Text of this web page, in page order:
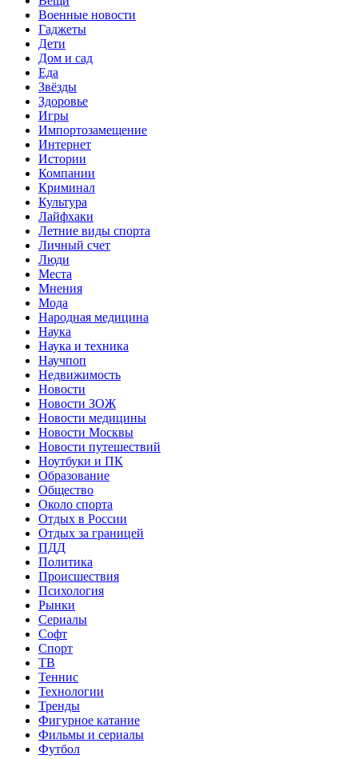
Военные новости
Гаджеты
Дети
Дом и сад
Еда
Звёзды
Здоровье
Игры
Импортозамещение
Интернет
Истории
Компании
Криминал
Культура
Лайфхаки
Летние виды спорта
Личный счет
Люди
Места
Мнения
Мода
Народная медицина
Наука
Наука и техника
Научпоп
Недвижимость
Новости
Новости ЗОЖ
Новости медицины
Новости Москвы
Новости путешествий
Ноутбуки и ПК
Образование
Общество
Около спорта
Отдых в России
Отдых за границей
ПДД
Политика
Происшествия
Психология
Рынки
Сериалы
Софт
Спорт
ТВ
Теннис
Технологии
Тренды
Фигурное катание
Фильмы и сериалы
Футбол